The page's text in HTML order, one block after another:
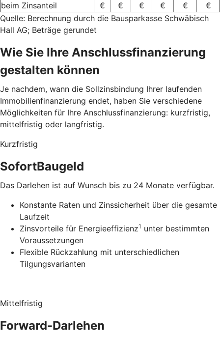
beim Zinsanteil
€
€
€
€
€
€
Quelle: Berechnung durch die Bausparkasse Schwäbisch
Hall AG; Beträge gerundet
Wie Sie Ihre Anschlussfinanzierung
gestalten können
Je nachdem, wann die Sollzinsbindung Ihrer laufenden
Immobilienfinanzierung endet, haben Sie verschiedene
Möglichkeiten für Ihre Anschlussfinanzierung: kurzfristig,
mittelfristig oder langfristig.
Kurzfristig
SofortBaugeld
Das Darlehen ist auf Wunsch bis zu 24 Monate verfügbar.
Konstante Raten und Zinssicherheit über die gesamte
Laufzeit
Zinsvorteile für Energieeffizienz1 unter bestimmten
Voraussetzungen
Flexible Rückzahlung mit unterschiedlichen
Tilgungsvarianten
Mittelfristig
Forward-Darlehen